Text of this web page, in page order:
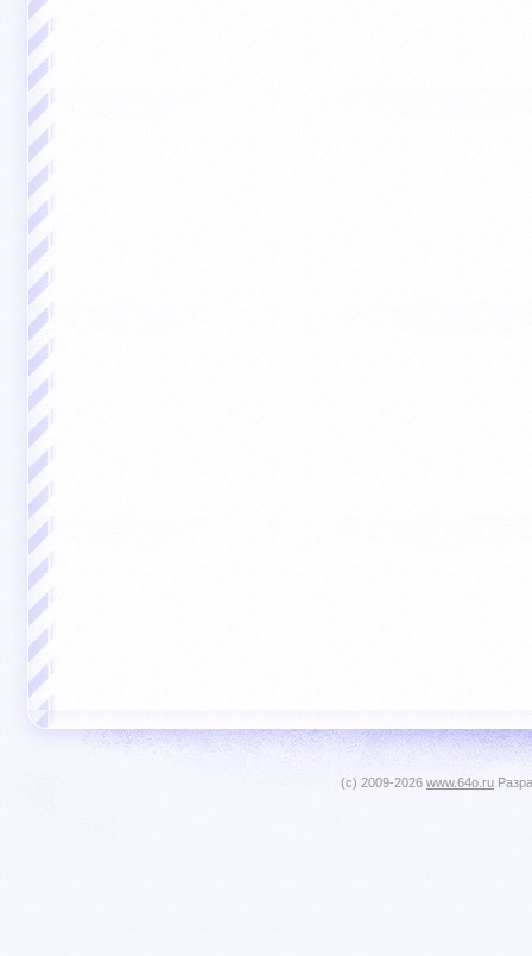
(c) 2009-2026 www.64o.ru